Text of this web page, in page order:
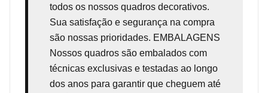
todos os nossos quadros decorativos.
Sua satisfação e segurança na compra
são nossas prioridades. EMBALAGENS
Nossos quadros são embalados com
técnicas exclusivas e testadas ao longo
dos anos para garantir que cheguem até